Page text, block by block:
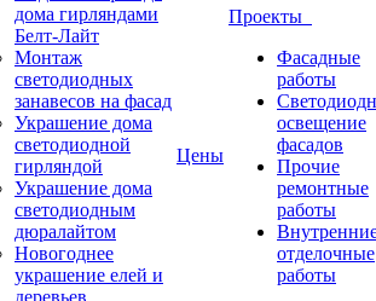
дома гирляндами
Белт-Лайт
Монтаж
светодиодных
занавесов на фасад
Украшение дома
светодиодной
гирляндой
Украшение дома
светодиодным
дюралайтом
Новогоднее
украшение елей и
деревьев
Цены
Проекты
Фасадные
работы
освещение
фасадов
Прочие
ремонтные
работы
отделочные
работы